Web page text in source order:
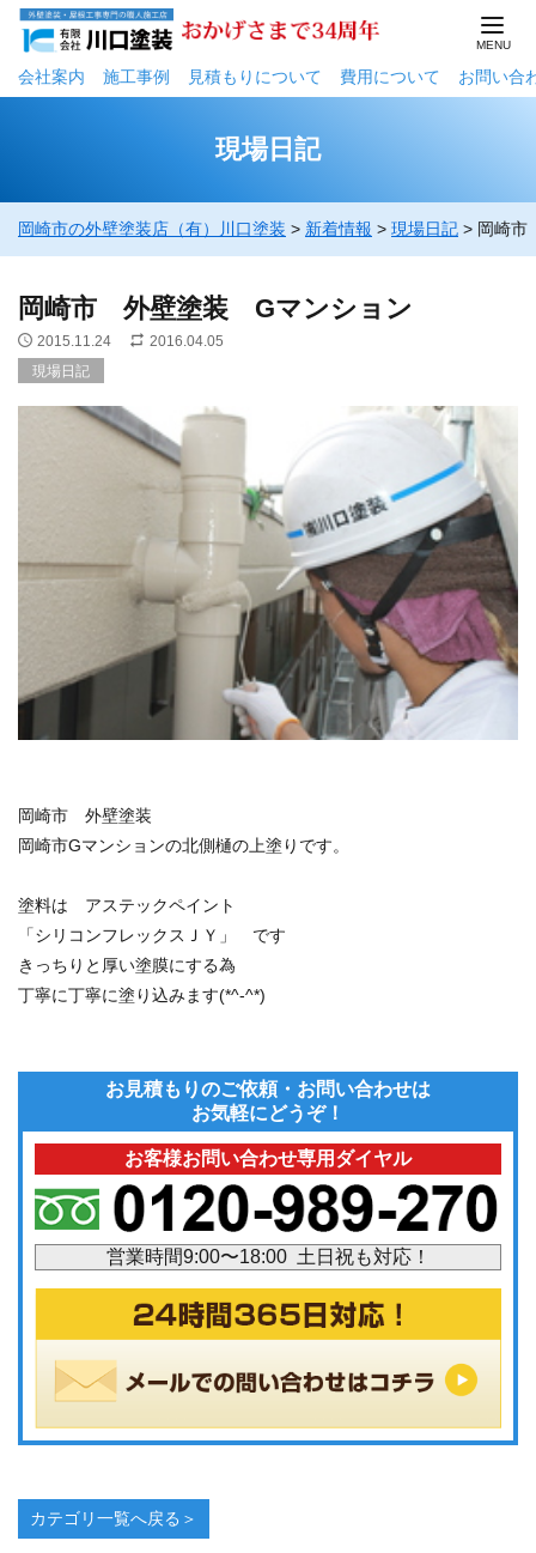
会社案内 施工事例 ⾒積もりについて 費用について お問い合
現場日記
岡崎市の外壁塗装店（有）川口塗装 > 新着情報 > 現場日記 > 岡崎
岡崎市 外壁塗装 Gマンション
2015.11.24
2016.04.05
現場日記
岡崎市 外壁塗装
岡崎市Gマンションの北側樋の上塗りです。
塗料は アステックペイント
「シリコンフレックスＪＹ」 です
きっちりと厚い塗膜にする為
丁寧に丁寧に塗り込みます(*^-^*)
お見積もりのご依頼・お問い合わせは
お気軽にどうぞ！
お客様お問い合わせ専用ダイヤル
営業時間9:00〜18:00 土日祝も対応！
カテゴリ一覧へ戻る＞